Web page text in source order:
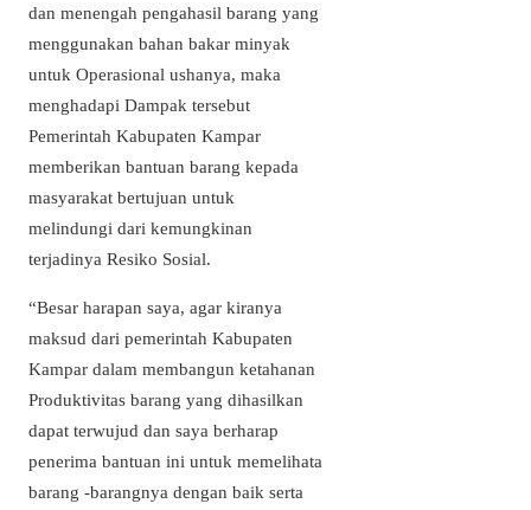
dan menengah pengahasil barang yang
menggunakan bahan bakar minyak
untuk Operasional ushanya, maka
menghadapi Dampak tersebut
Pemerintah Kabupaten Kampar
memberikan bantuan barang kepada
masyarakat bertujuan untuk
melindungi dari kemungkinan
terjadinya Resiko Sosial.
“Besar harapan saya, agar kiranya
maksud dari pemerintah Kabupaten
Kampar dalam membangun ketahanan
Produktivitas barang yang dihasilkan
dapat terwujud dan saya berharap
penerima bantuan ini untuk memelihata
barang -barangnya dengan baik serta